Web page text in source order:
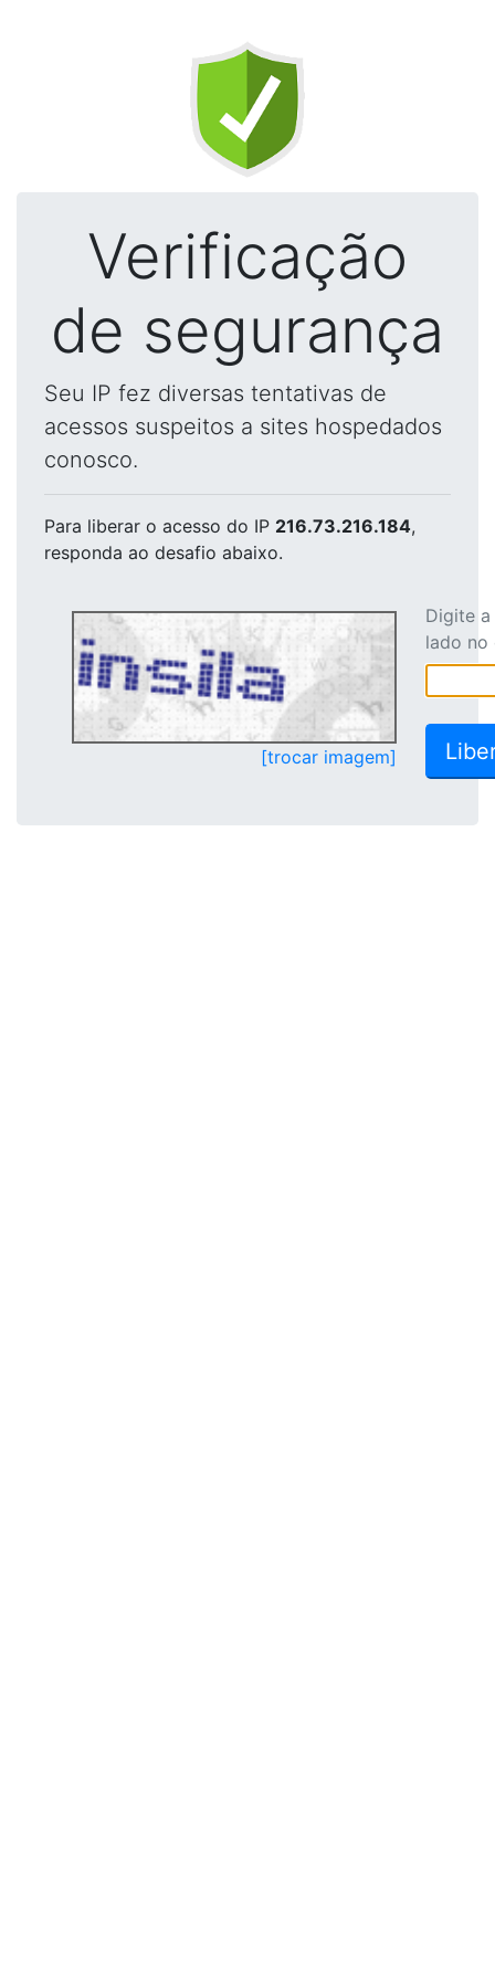
Verificação
de segurança
Seu IP fez diversas tentativas de
acessos suspeitos a sites hospedados
conosco.
Para liberar o acesso do IP 216.73.216.184,
responda ao desafio abaixo.
[trocar imagem]
Digite
lado no